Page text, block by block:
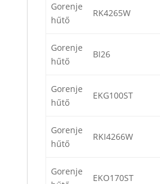
Gorenje
hűtő
RK4265W
Gorenje
hűtő
BI26
Gorenje
hűtő
EKG100ST
Gorenje
hűtő
RKI4266W
Gorenje
EKO170ST